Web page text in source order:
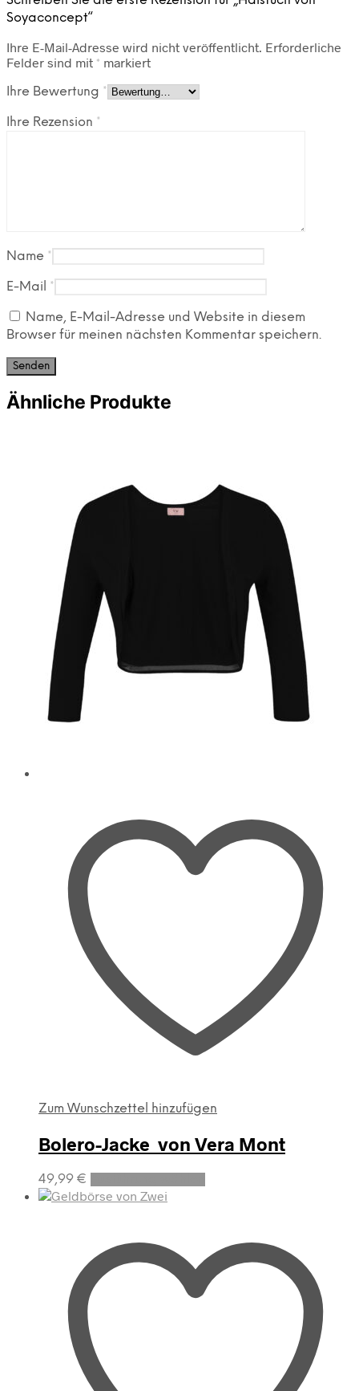
Soyaconcept“
Ihre E-Mail-Adresse wird nicht veröffentlicht. Erforderliche
Felder sind mit * markiert
Ihre Bewertung *
Ihre Rezension *
Name *
E-Mail *
Name, E-Mail-Adresse und Website in diesem
Browser für meinen nächsten Kommentar speichern.
Ähnliche Produkte
Zum Wunschzettel hinzufügen
Bolero-Jacke von Vera Mont
49,99 €
Dieses
auf.
Die
Optionen